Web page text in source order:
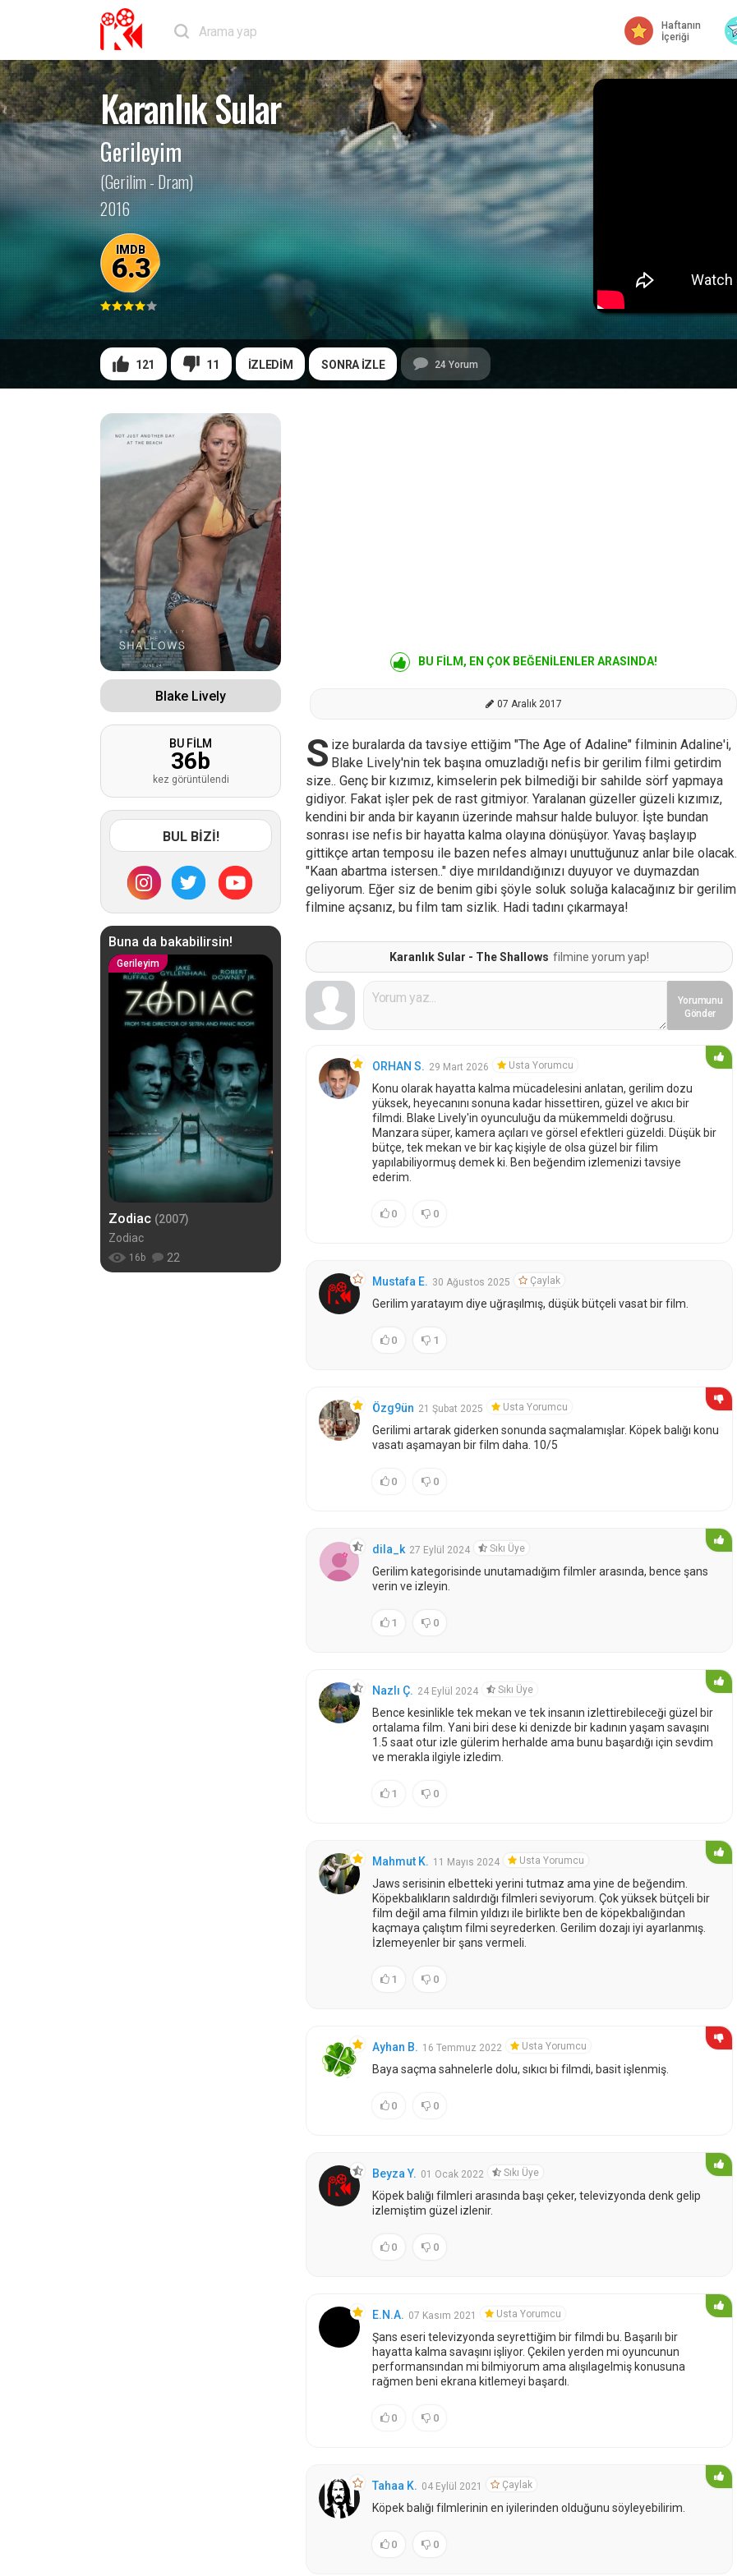
Haftanın
İçeriği
Karanlık Sular
Gerileyim
(Gerilim - Dram)
2016
IMDB
6.3
121 11 İZLEDİM SONRA İZLE 24 Yorum
Blake Lively
BU FİLM
36b
kez görüntülendi
BUL BİZİ!
Buna da bakabilirsin!
Gerileyim
Zodiac (2007)
Zodiac
16 b 22
BU FİLM, EN ÇOK BEĞENİLENLER ARASINDA!
07 Aralık 2017
S ize buralarda da tavsiye ettiğim "The Age of Adaline" filminin Adaline'i,
Blake Lively'nin tek başına omuzladığı nefis bir gerilim filmi getirdim
size.. Genç bir kızımız, kimselerin pek bilmediği bir sahilde sörf yapmaya
gidiyor. Fakat işler pek de rast gitmiyor. Yaralanan güzeller güzeli kızımız,
kendini bir anda bir kayanın üzerinde mahsur halde buluyor. İşte bundan
sonrası ise nefis bir hayatta kalma olayına dönüşüyor. Yavaş başlayıp
gittikçe artan temposu ile bazen nefes almayı unuttuğunuz anlar bile olacak.
"Kaan abartma istersen.." diye mırıldandığınızı duyuyor ve duymazdan
geliyorum. Eğer siz de benim gibi şöyle soluk soluğa kalacağınız bir gerilim
filmine açsanız, bu film tam sizlik. Hadi tadını çıkarmaya!
Karanlık Sular - The Shallows filmine yorum yap!
Yorumunu
Gönder
ORHAN S. 29 Mart 2026 Usta Yorumcu
Konu olarak hayatta kalma mücadelesini anlatan, gerilim dozu
yüksek, heyecanını sonuna kadar hissettiren, güzel ve akıcı bir
filmdi. Blake Lively'in oyunculuğu da mükemmeldi doğrusu.
Manzara süper, kamera açıları ve görsel efektleri güzeldi. Düşük bir
bütçe, tek mekan ve bir kaç kişiyle de olsa güzel bir filim
yapılabiliyormuş demek ki. Ben beğendim izlemenizi tavsiye
ederim.
0 0
Mustafa E. 30 Ağustos 2025 Çaylak
Gerilim yaratayım diye uğraşılmış, düşük bütçeli vasat bir film.
0 1
Özg9ün 21 Şubat 2025 Usta Yorumcu
Gerilimi artarak giderken sonunda saçmalamışlar. Köpek balığı konu
vasatı aşamayan bir film daha. 10/5
0 0
dila_k 27 Eylül 2024 Sıkı Üye
Gerilim kategorisinde unutamadığım filmler arasında, bence şans
verin ve izleyin.
1 0
Nazlı Ç. 24 Eylül 2024 Sıkı Üye
Bence kesinlikle tek mekan ve tek insanın izlettirebileceği güzel bir
ortalama film. Yani biri dese ki denizde bir kadının yaşam savaşını
1.5 saat otur izle gülerim herhalde ama bunu başardığı için sevdim
ve merakla ilgiyle izledim.
1 0
Mahmut K. 11 Mayıs 2024 Usta Yorumcu
Jaws serisinin elbetteki yerini tutmaz ama yine de beğendim.
Köpekbalıkların saldırdığı filmleri seviyorum. Çok yüksek bütçeli bir
film değil ama filmin yıldızı ile birlikte ben de köpekbalığından
kaçmaya çalıştım filmi seyrederken. Gerilim dozajı iyi ayarlanmış.
İzlemeyenler bir şans vermeli.
1 0
Ayhan B. 16 Temmuz 2022 Usta Yorumcu
Baya saçma sahnelerle dolu, sıkıcı bi filmdi, basit işlenmiş.
0 0
Beyza Y. 01 Ocak 2022 Sıkı Üye
Köpek balığı filmleri arasında başı çeker, televizyonda denk gelip
izlemiştim güzel izlenir.
0 0
E.N.A. 07 Kasım 2021 Usta Yorumcu
Şans eseri televizyonda seyrettiğim bir filmdi bu. Başarılı bir
hayatta kalma savaşını işliyor. Çekilen yerden mi oyuncunun
performansından mi bilmiyorum ama alışılagelmiş konusuna
rağmen beni ekrana kitlemeyi başardı.
0 0
Tahaa K. 04 Eylül 2021 Çaylak
Köpek balığı filmlerinin en iyilerinden olduğunu söyleyebilirim.
0 0